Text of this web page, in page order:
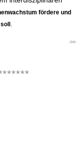
fördere und
-lnö-